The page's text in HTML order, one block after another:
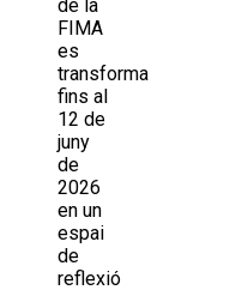
de la
FIMA
es
transforma
fins al
12 de
juny
de
2026
en un
espai
de
reflexió